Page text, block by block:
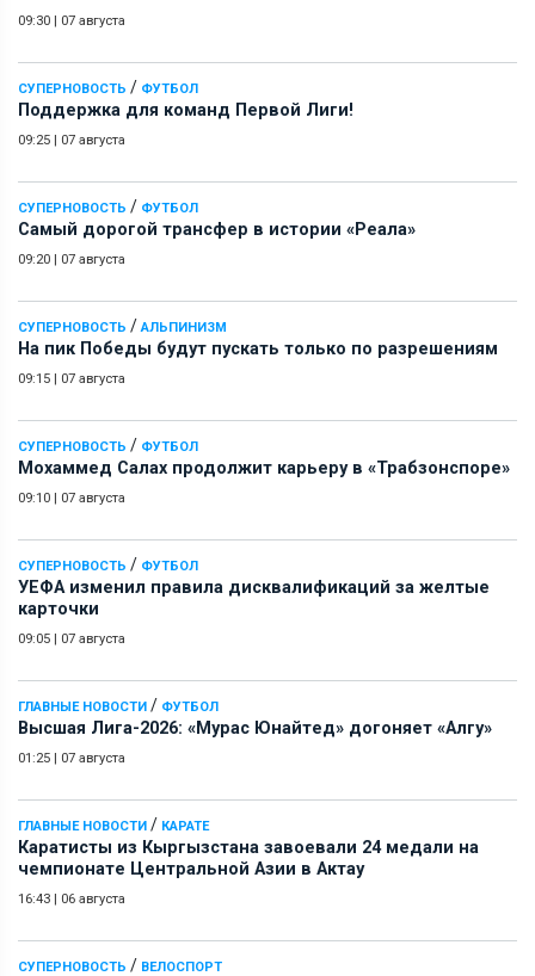
09:30 | 07 августа
СУПЕРНОВОСТЬ / ФУТБОЛ
Поддержка для команд Первой Лиги!
09:25 | 07 августа
СУПЕРНОВОСТЬ / ФУТБОЛ
Самый дорогой трансфер в истории «Реала»
09:20 | 07 августа
СУПЕРНОВОСТЬ / АЛЬПИНИЗМ
На пик Победы будут пускать только по разрешениям
09:15 | 07 августа
СУПЕРНОВОСТЬ / ФУТБОЛ
Мохаммед Салах продолжит карьеру в «Трабзонспоре»
09:10 | 07 августа
СУПЕРНОВОСТЬ / ФУТБОЛ
УЕФА изменил правила дисквалификаций за желтые
карточки
09:05 | 07 августа
ГЛАВНЫЕ НОВОСТИ / ФУТБОЛ
Высшая Лига-2026: «Мурас Юнайтед» догоняет «Алгу»
01:25 | 07 августа
ГЛАВНЫЕ НОВОСТИ / КАРАТЕ
Каратисты из Кыргызстана завоевали 24 медали на
чемпионате Центральной Азии в Актау
16:43 | 06 августа
СУПЕРНОВОСТЬ / ВЕЛОСПОРТ